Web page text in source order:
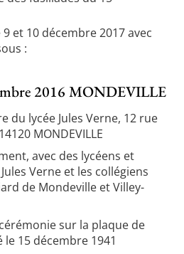
publiés
Culture
et 10 décembre 2017 avec
:
2016 MONDEVILLE
du lycée Jules Verne, 12 rue
MONDEVILLE
avec des lycéens et
Verne et les collégiens
de Mondeville et Villey-
cérémonie sur la plaque de
le 15 décembre 1941